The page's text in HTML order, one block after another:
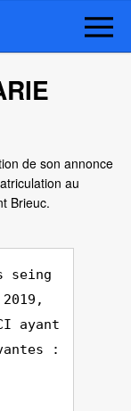
de son annonce
au
Brieuc.
seing
ayant
: